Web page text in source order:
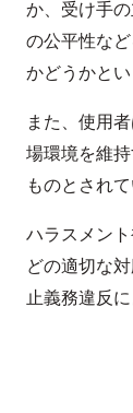
か、受け手
の公平性な
かどうかと
また、使用
場環境を維
ものとされて
ハラスメン
どの適切な
止義務違反